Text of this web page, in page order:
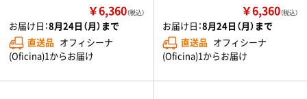
￥6,360（税込）
お届け日：8月24日（月）まで
直送品 オフィシーナ
(Oficina)1からお届け
￥6,360（税込）
お届け日：8月24日（月）まで
直送品 オフィシーナ
(Oficina)1からお届け